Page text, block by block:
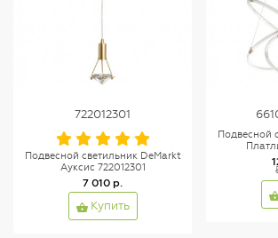
722012301
Подвесной светильник DeMarkt
Ауксис 722012301
7 010 р.
Купить
Подвесной